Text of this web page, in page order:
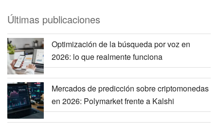
Últimas publicaciones
Optimización de la búsqueda por voz en
2026: lo que realmente funciona
Mercados de predicción sobre criptomonedas
en 2026: Polymarket frente a Kalshi